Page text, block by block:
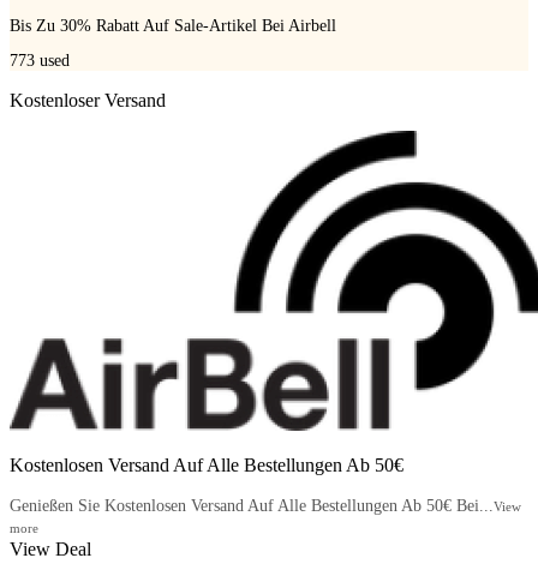
Bis Zu 30% Rabatt Auf Sale-Artikel Bei Airbell
773 used
Kostenloser Versand
Kostenlosen Versand Auf Alle Bestellungen Ab 50€
Genießen Sie Kostenlosen Versand Auf Alle Bestellungen Ab 50€ Bei...View
more
View Deal